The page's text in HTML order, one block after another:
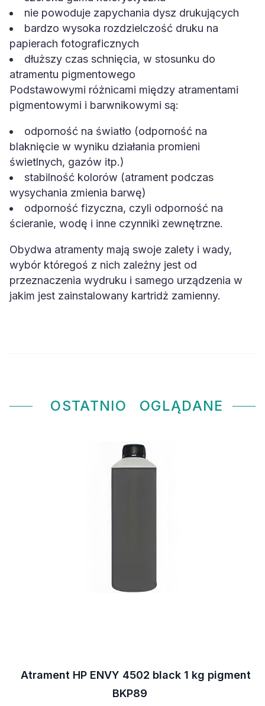
nie powoduje zapychania dysz drukujących
bardzo wysoka rozdzielczość druku na
papierach fotograficznych
dłuższy czas schnięcia, w stosunku do
atramentu pigmentowego
Podstawowymi różnicami między atramentami
pigmentowymi i barwnikowymi są:
odporność na światło (odporność na
blaknięcie w wyniku działania promieni
świetlnych, gazów itp.)
stabilność kolorów (atrament podczas
wysychania zmienia barwę)
odporność fizyczna, czyli odporność na
ścieranie, wodę i inne czynniki zewnętrzne.
Obydwa atramenty mają swoje zalety i wady,
wybór któregoś z nich zależny jest od
przeznaczenia wydruku i samego urządzenia w
jakim jest zainstalowany kartridż zamienny.
OSTATNIO OGLĄDANE
Atrament HP ENVY 4502 black 1 kg pigment
BKP89